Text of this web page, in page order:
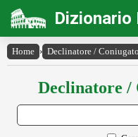
Dizionario
Home › Declinatore /
Declinatore /